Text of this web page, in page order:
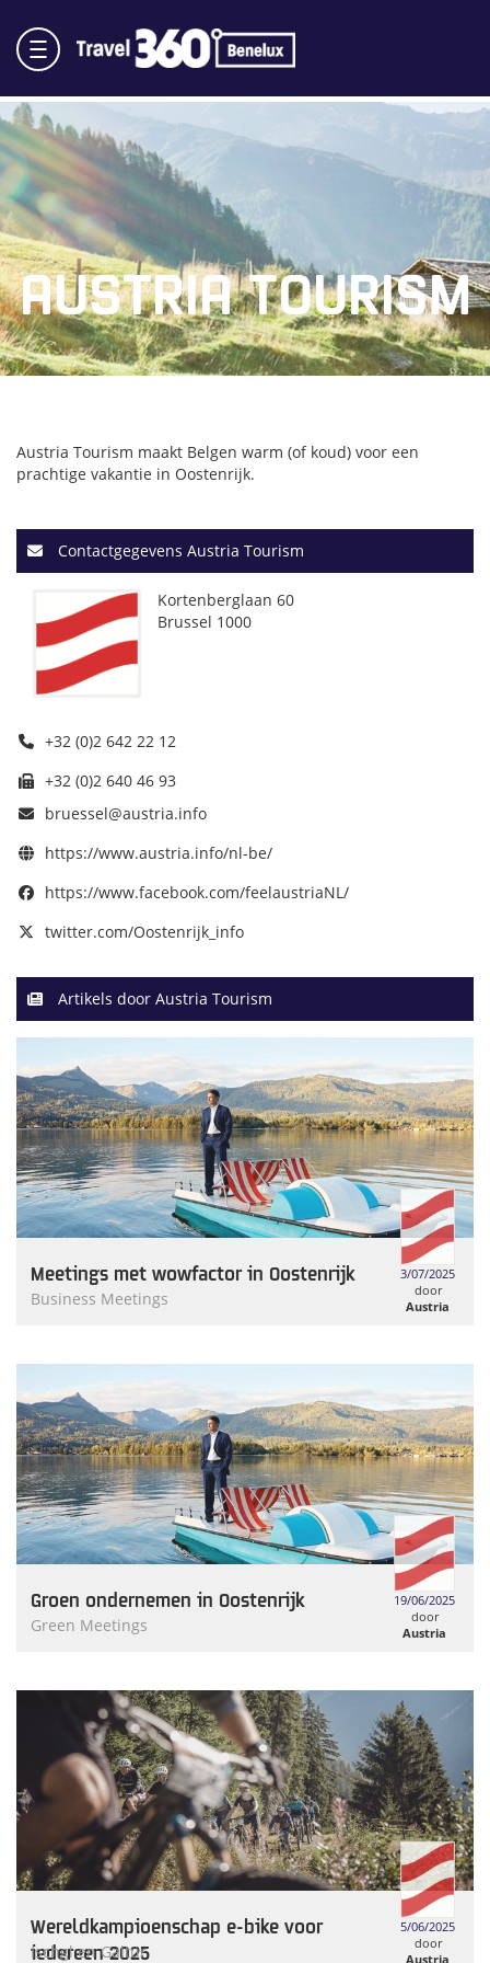
AUSTRIA TOURISM
Austria Tourism maakt Belgen warm (of koud) voor een
prachtige vakantie in Oostenrijk.
Contactgegevens Austria Tourism
Kortenberglaan 60
Brussel 1000
+32 (0)2 642 22 12
+32 (0)2 640 46 93
bruessel@austria.info
https://www.austria.info/nl-be/
https://www.facebook.com/feelaustriaNL/
twitter.com/Oostenrijk_info
Artikels door Austria Tourism
Meetings met wowfactor in Oostenrijk
Business Meetings
3/07/2025
door
Austria
Groen ondernemen in Oostenrijk
Green Meetings
19/06/2025
door
Austria
Wereldkampioenschap e-bike voor
iedereen 2025
Ischgl en Galtür
5/06/2025
door
Austria